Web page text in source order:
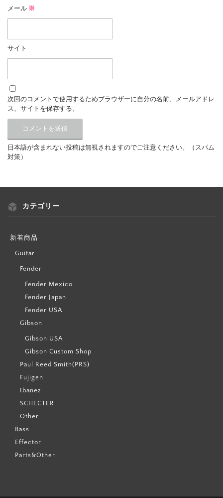
メール ※
サイト
次回のコメントで使用するためブラウザーに自分の名前、メールアドレ
ス、サイトを保存する。
日本語が含まれない投稿は無視されますのでご注意ください。（スパム
対策）
カテゴリー
新着商品
Guitar
Fender
Fender Mexico
Fender Japan
Fender USA
Gibson
Gibson USA
Gibson Custom Shop
Paul Reed Smith(PRS)
Fujigen
Ibanez
SCHECTER
Other
Bass
Effector
Parts&Other